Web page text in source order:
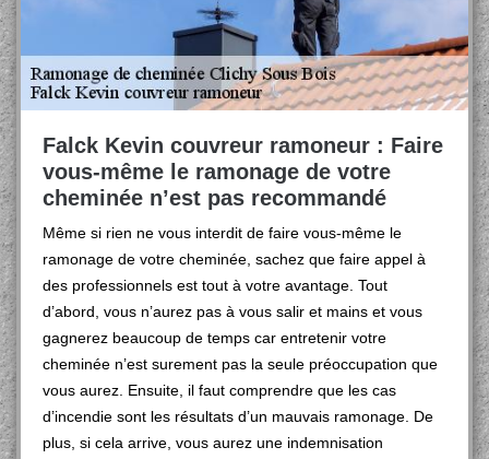
Falck Kevin couvreur ramoneur : Faire
vous-même le ramonage de votre
cheminée n’est pas recommandé
Même si rien ne vous interdit de faire vous-même le
ramonage de votre cheminée, sachez que faire appel à
des professionnels est tout à votre avantage. Tout
d’abord, vous n’aurez pas à vous salir et mains et vous
gagnerez beaucoup de temps car entretenir votre
cheminée n’est surement pas la seule préoccupation que
vous aurez. Ensuite, il faut comprendre que les cas
d’incendie sont les résultats d’un mauvais ramonage. De
plus, si cela arrive, vous aurez une indemnisation